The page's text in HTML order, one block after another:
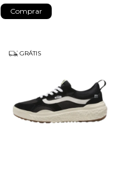
Comprar
GRÁTIS